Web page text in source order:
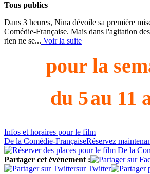
Tous publics
Dans 3 heures, Nina dévoile sa première
Comédie-Française. Mais dans l'agitation
rien ne se... Voir la suite
pour la
du 5au 11
Infos et horaires pour le film
De la Comédie-FrançaiseRéservez
Partager cet évènement :
sur Twitter